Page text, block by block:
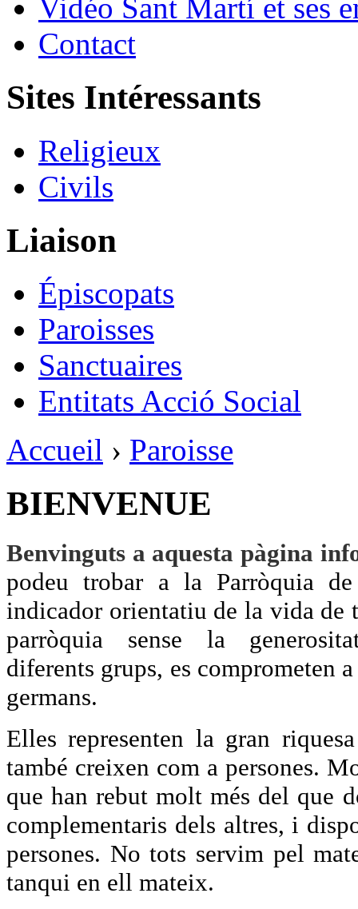
Vidéo Sant Martí et ses
Contact
Sites Intéressants
Religieux
Civils
Liaison
Épiscopats
Paroisses
Sanctuaires
Entitats Acció Social
Accueil › Paroisse
BIENVENUE
Benvinguts a aquesta pàgina
podeu trobar a la Parròquia
indicador orientatiu de la vida de
parròquia sense la
diferents grups, es comprometen
germans.
Elles representen la gran
també creixen com a persones.
que han rebut molt més del que
complementaris dels altres, i
persones. No tots servim pel
tanqui en ell mateix.